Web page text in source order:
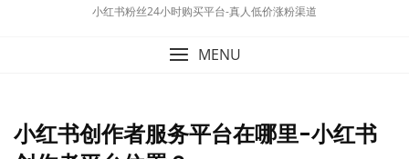
小红书粉丝24小时购买平台-真人低价涨粉渠道
MENU
小红书创作者服务平台在哪里-小红书